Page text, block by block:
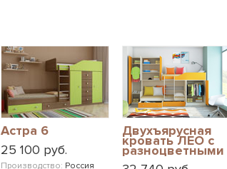
Астра 6
25 100 руб.
Производство: Россия
Двухъярусная
кровать ЛЕО с
разноцветными
фасадами